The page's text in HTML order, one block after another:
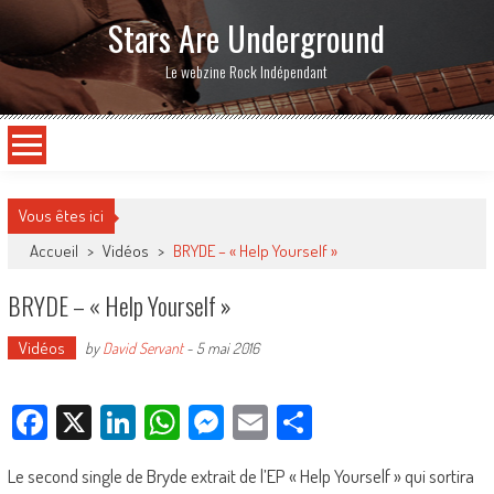
Stars Are Underground
Le webzine Rock Indépendant
Vous êtes ici
Accueil > Vidéos > BRYDE – « Help Yourself »
BRYDE – « Help Yourself »
Vidéos byDavid Servant- 5 mai 2016
Facebook
X LinkedIn
WhatsApp
Messenger
EmailPartager
Le second single de Bryde extrait de l’EP « Help Yourself » qui sortira